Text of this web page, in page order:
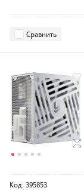
Сравнить
Код: 395853